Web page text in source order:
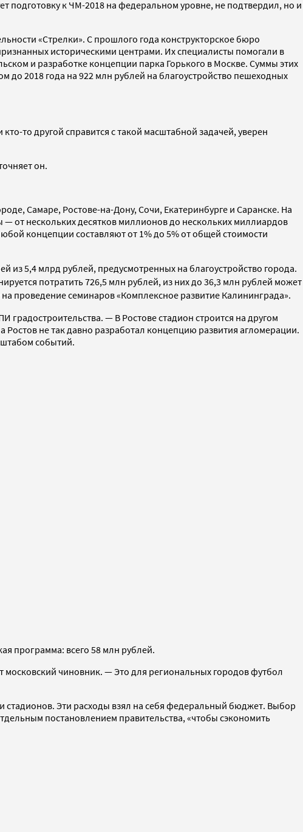
подготовку к ЧМ-2018 на федеральном уровне, не подтвердил, но и
«Стрелки». С прошлого года конструкторское бюро
историческими центрами. Их специалисты помогали в
и разработке концепции парка Горького в Москве. Суммы этих
до 2018 года на 922 млн рублей на благоустройство пешеходных
то другой справится с такой масштабной задачей, уверен
он.
Самаре, Ростове-на-Дону, Сочи, Екатеринбурге и Саранске. На
от нескольких десятков миллионов до нескольких миллиардов
концепции составляют от 1% до 5% от общей стоимости
из 5,4 млрд рублей, предусмотренных на благоустройство города.
потратить 726,5 млн рублей, из них до 36,3 млн рублей может
проведение семинаров «Комплексное развитие Калининграда».
— В Ростове стадион строится на другом
Ростов не так давно разработал концепцию развития агломерации.
событий.
программа: всего 58 млн рублей.
московский чиновник. — Это для региональных городов футбол
стадионов. Эти расходы взял на себя федеральный бюджет. Выбор
постановлением правительства, «чтобы сэкономить